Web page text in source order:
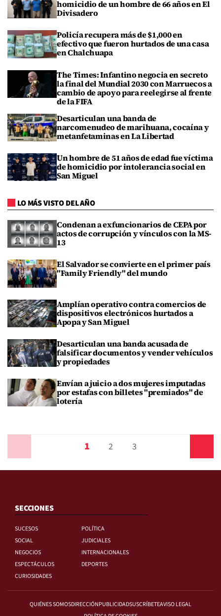
homicidio de un hombre de 66 años en El
Divisadero
Policía recupera más de $1,000 en
efectivo que fueron hurtados de una casa
en Chalchuapa
The Times: Infantino negocia en secreto
la final del Mundial 2030 con Marruecos a
cambio de apoyo para reelegirse al frente
de la FIFA
Desarticulan una banda de
narcomenudeo de marihuana, cocaína y
metanfetaminas en La Libertad
Un hombre de 51 años de edad fue víctima
de homicidio por intolerancia social en
San Miguel
LO MÁS VISTO DEL AÑO
Condenan a exfuncionarios de CEPA por
actos de corrupción y vínculos con la MS-
13
El Salvador se convierte en el primer país
"Family Friendly" del mundo
Amplían operativo contra comercios de
dispositivos electrónicos hurtados a
Apopa y San Miguel
Desarticulan una banda acusada de
falsificar documentos y vender vehículos
y propiedades
Envían a juicio a dos mujeres imputadas
por estafas con billetes "premiados" de
lotería
1 2 3
SECCIONES
SUCESOS
POLÍTICA
SOCIAL
JUDICIALES
NEGOCIOS
INTERNACIONALES
ESPECTÁCULOS
DEPORTES
CURIOSIDADES
QUIÉNES SOMOSDIRECCIÓNPUBLICIDADSUSCRÍBETEAVISO LEGAL